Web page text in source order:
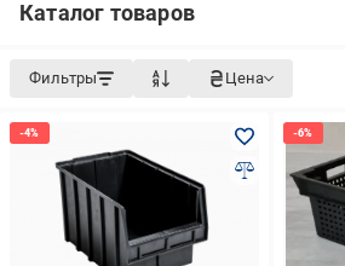
Каталог товаров
Фильтры Цена